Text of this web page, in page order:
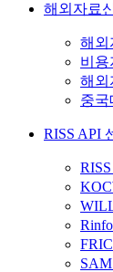
해외자료
해외
비용
해외
중국
RISS API